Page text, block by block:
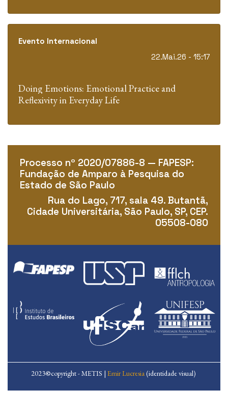
Evento Internacional
22.Mai.26 - 15:17
Doing Emotions: Emotional Practice and
Reflexivity in Everyday Life
Processo nº 2020/07886-8 — FAPESP:
Fundação de Amparo à Pesquisa do
Estado de São Paulo
Rua do Lago, 717, sala 49. Butantã,
Cidade Universitária, São Paulo, SP, CEP.
05508-080
2023©copyright - METIS | Emir Lucresia(identidade visual)